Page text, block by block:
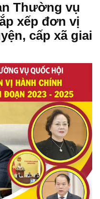
Thường vụ
xếp đơn vị
cấp xã giai